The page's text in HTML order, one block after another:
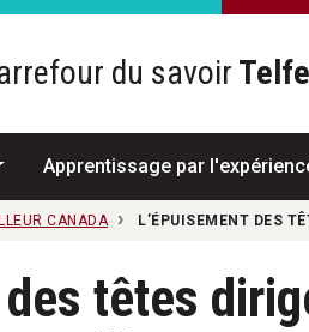
du savoir
Apprentissage par
CANADA L’ÉPUISEMENT DES
des têtes